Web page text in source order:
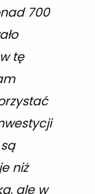
700
tę
niż
ale w